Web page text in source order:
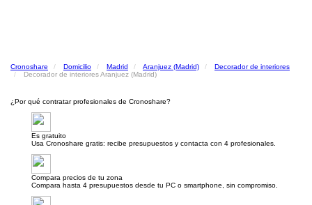
Cronoshare Domicilio Madrid Aranjuez (Madrid)
Decorador de interiores
Decorador de interiores Aranjuez (Madrid)
¿Por qué contratar profesionales de Cronoshare?
Es gratuito
Usa Cronoshare gratis: recibe presupuestos y contacta con 4 profesionales.
Compara precios de tu zona
Compara hasta 4 presupuestos desde tu PC o smartphone, sin compromiso.